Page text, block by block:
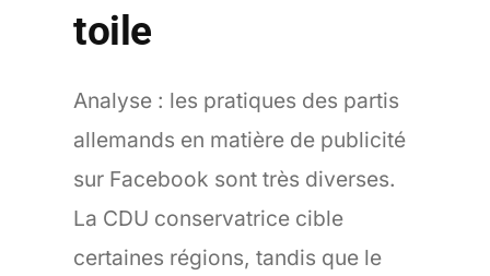
toile
Analyse : les pratiques des partis
allemands en matière de publicité
sur Facebook sont très diverses.
La CDU conservatrice cible
certaines régions, tandis que le